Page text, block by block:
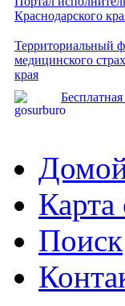
Краснодарского
Территориальный
медицинского
края
Карта
Поиск